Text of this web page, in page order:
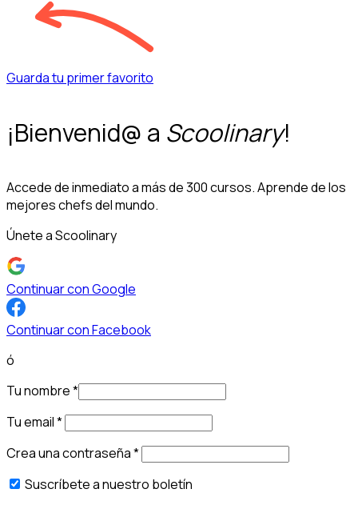
Guarda tu primer favorito
¡Bienvenid@ a Scoolinary!
Accede de inmediato a más de 300 cursos. Aprende de los
mejores chefs del mundo.
Únete a Scoolinary
Continuar con Google
Continuar con Facebook
ó
Tu nombre*
Tu email*
Crea una contraseña*
Suscríbete a nuestro boletín